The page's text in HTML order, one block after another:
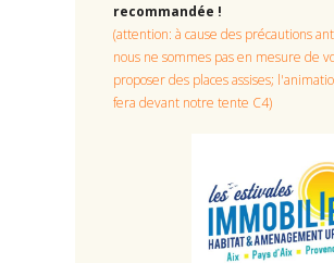
recommandée !
(attention: à cause des précautions
nous ne sommes pas en mesure de
proposer des places assises;
fera devant notre tente C4)